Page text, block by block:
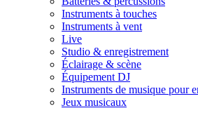
Instruments à touches
Instruments à vent
Live
Studio & enregistrement
Éclairage & scène
Équipement DJ
Instruments de musique pour
Jeux musicaux